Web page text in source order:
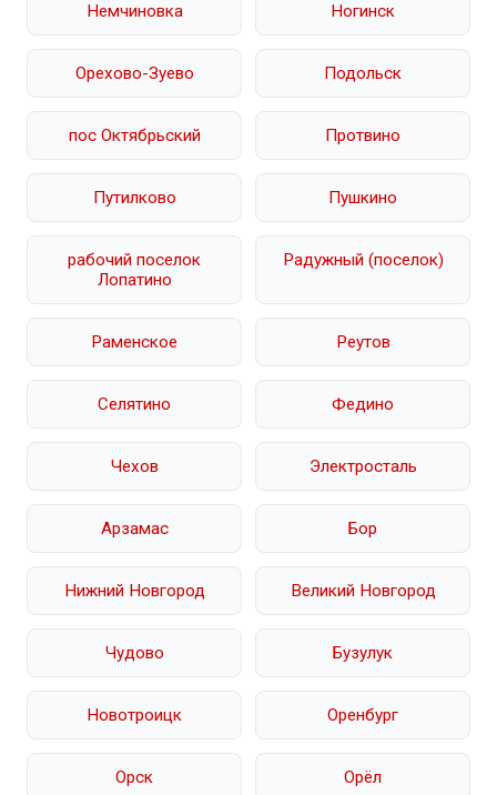
Немчиновка Ногинск
Орехово-Зуево Подольск
пос Октябрьский Протвино
Путилково Пушкино
рабочий поселок
Лопатино
Радужный (поселок)
Раменское Реутов
Селятино Федино
Чехов Электросталь
Арзамас Бор
Нижний Новгород Великий Новгород
Чудово Бузулук
Новотроицк Оренбург
Орск Орёл